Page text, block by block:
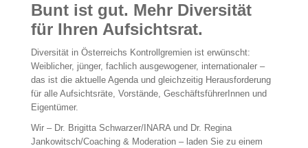
Bunt ist gut. Mehr Diversität
für Ihren Aufsichtsrat.
Diversität in Österreichs Kontrollgremien ist erwünscht:
Weiblicher, jünger, fachlich ausgewogener, internationaler –
das ist die aktuelle Agenda und gleichzeitig Herausforderung
für alle Aufsichtsräte, Vorstände, GeschäftsführerInnen und
Eigentümer.
Wir – Dr. Brigitta Schwarzer/INARA und Dr. Regina
Jankowitsch/Coaching & Moderation – laden Sie zu einem